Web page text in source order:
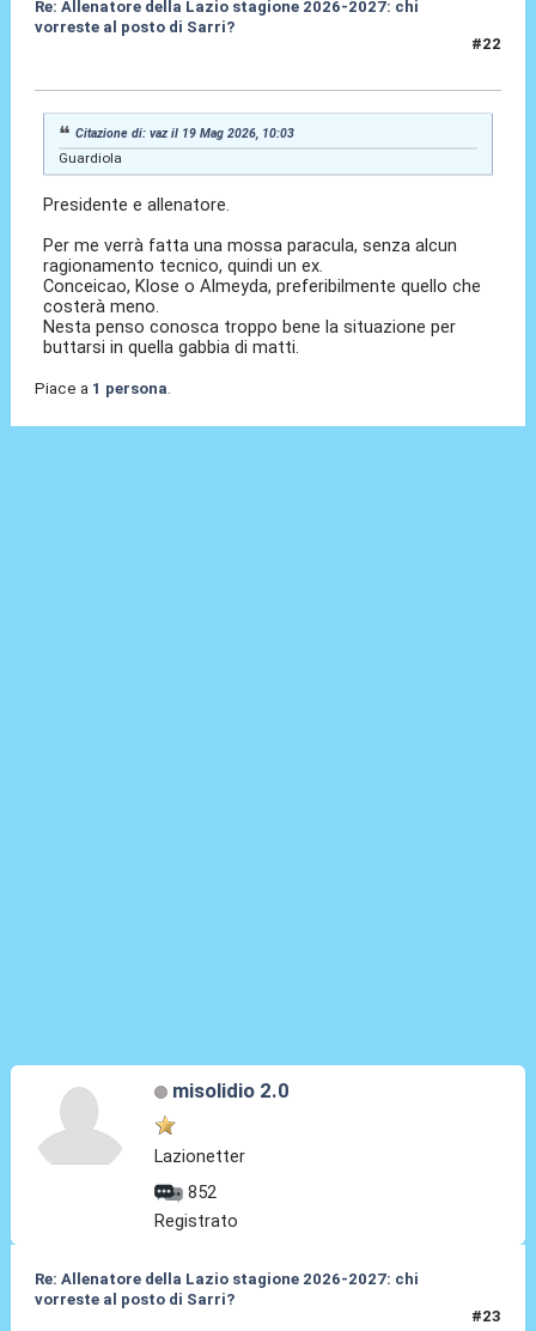
Re: Allenatore della Lazio stagione 2026-2027: chi
vorreste al posto di Sarri?
#22
Citazione di: vaz il 19 Mag 2026, 10:03
Guardiola
Presidente e allenatore.
Per me verrà fatta una mossa paracula, senza alcun
ragionamento tecnico, quindi un ex.
Conceicao, Klose o Almeyda, preferibilmente quello che
costerà meno.
Nesta penso conosca troppo bene la situazione per
buttarsi in quella gabbia di matti.
Piace a 1 persona.
misolidio 2.0
Lazionetter
852
Registrato
Re: Allenatore della Lazio stagione 2026-2027: chi
vorreste al posto di Sarri?
#23